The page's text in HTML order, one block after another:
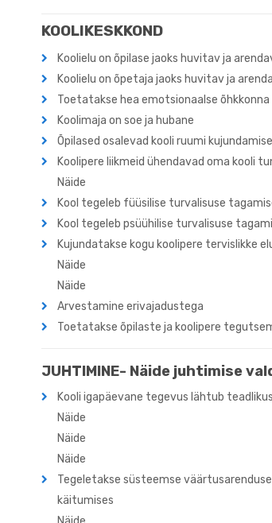
KOOLIKESKKOND
Koolielu on õpilase jaoks huvitav ja
Koolielu on õpetaja jaoks huvitav ja
Toetatakse hea emotsionaalse
Koolimaja on soe ja hubane
Õpilased osalevad kooli ruumi
Koolipere liikmeid ühendavad oma kooli
Näide
Kool tegeleb füüsilise turvalisuse
Kool tegeleb psüühilise turvalisuse
Kujundatakse kogu koolipere tervislikke
Näide
Näide
Arvestamine erivajadustega
Toetatakse õpilaste ja koolipere
JUHTIMINE- Näide juhtimise
Kooli igapäevane tegevus lähtub
Näide
Näide
Näide
Tegeletakse süsteemse
käitumises